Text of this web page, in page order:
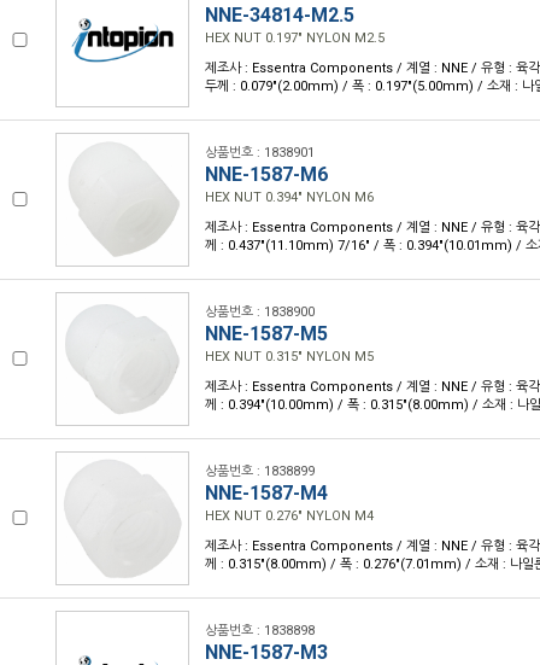
NNE-34814-M2.5
HEX NUT 0.197" NYLON M2.5
제조사 : Essentra Components / 계열 : NNE / 유형 : 육
두께 : 0.079"(2.00mm) / 폭 : 0.197"(5.00mm) / 소재 : 나
상품번호 : 1838901
NNE-1587-M6
HEX NUT 0.394" NYLON M6
제조사 : Essentra Components / 계열 : NNE / 유형 : 육
께 : 0.437"(11.10mm) 7/16" / 폭 : 0.394"(10.01mm) / 소
상품번호 : 1838900
NNE-1587-M5
HEX NUT 0.315" NYLON M5
제조사 : Essentra Components / 계열 : NNE / 유형 : 육
께 : 0.394"(10.00mm) / 폭 : 0.315"(8.00mm) / 소재 : 나
상품번호 : 1838899
NNE-1587-M4
HEX NUT 0.276" NYLON M4
제조사 : Essentra Components / 계열 : NNE / 유형 : 육
께 : 0.315"(8.00mm) / 폭 : 0.276"(7.01mm) / 소재 : 나일
상품번호 : 1838898
NNE-1587-M3